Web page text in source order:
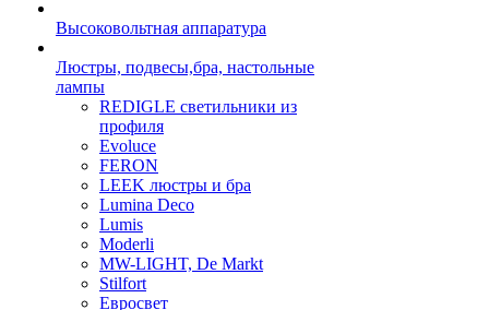
Высоковольтная аппаратура
Люстры, подвесы,бра, настольные
лампы
REDIGLE светильники из
профиля
Evoluce
FERON
LEEK люстры и бра
Lumina Deco
Lumis
Moderli
MW-LIGHT, De Markt
Stilfort
Евросвет